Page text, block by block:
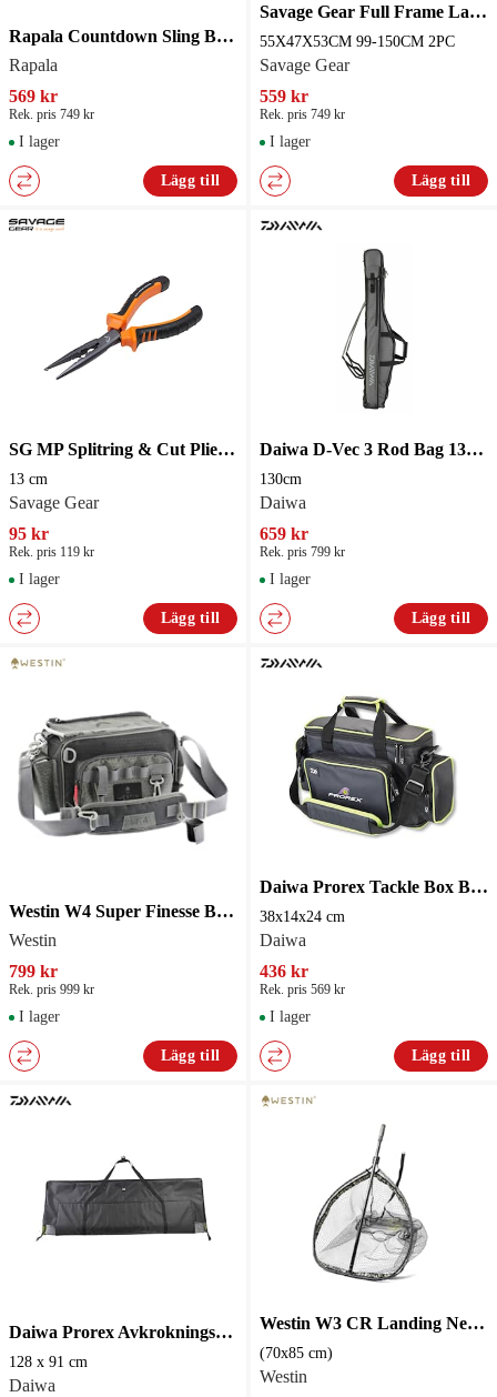
Rapala Countdown Sling Bag Pro Axelväska
Rapala
569 kr
Rek. pris 749 kr
I lager
Lägg till
Savage Gear Full Frame Landing Predatorhåv
55X47X53CM 99-150CM 2PC
Savage Gear
559 kr
Rek. pris 749 kr
I lager
Lägg till
SG MP Splitring & Cut Plier S 13 cm
13 cm
Savage Gear
95 kr
Rek. pris 119 kr
I lager
Lägg till
Daiwa D-Vec 3 Rod Bag 130cm
130cm
Daiwa
659 kr
Rek. pris 799 kr
I lager
Lägg till
Westin W4 Super Finesse Bag 3 Boxes Medium Titanium Black
Westin
799 kr
Rek. pris 999 kr
I lager
Lägg till
Daiwa Prorex Tackle Box Bag Medium
38x14x24 cm
Daiwa
436 kr
Rek. pris 569 kr
I lager
Lägg till
Daiwa Prorex Avkrokningsmatta 135 cm
128 x 91 cm
Daiwa
Westin W3 CR Landing Net XL (70x85 cm)
(70x85 cm)
Westin